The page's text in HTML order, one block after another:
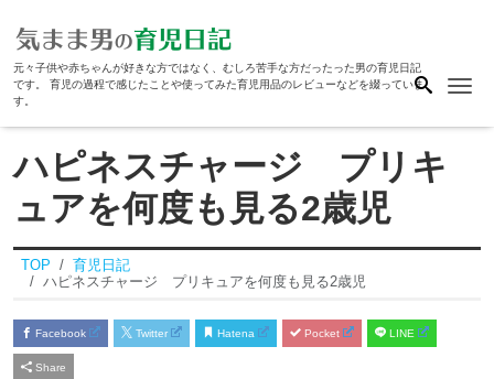
元々子供や赤ちゃんが好きな方ではなく、むしろ苦手な方だったった男の育児日記
です。 育児の過程で感じたことや使ってみた育児用品のレビューなどを綴っていま
す。
ハピネスチャージ プリキ
ュアを何度も見る2歳児
TOP
育児日記
ハピネスチャージ プリキュアを何度も見る2歳児
Facebook Twitter Hatena Pocket LINE
Share